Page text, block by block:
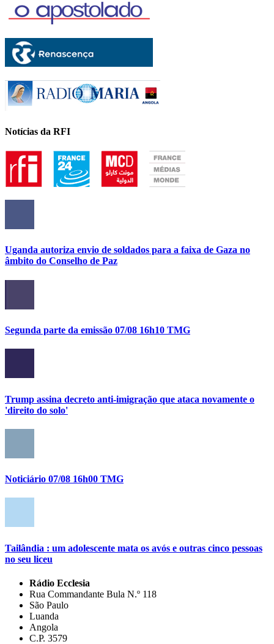
Notícias da RFI
Uganda autoriza envio de soldados para a faixa de Gaza no
âmbito do Conselho de Paz
Segunda parte da emissão 07/08 16h10 TMG
Trump assina decreto anti-imigração que ataca novamente o
'direito do solo'
Noticiário 07/08 16h00 TMG
Tailândia : um adolescente mata os avós e outras cinco pessoas
no seu liceu
Rádio Ecclesia
Rua Commandante Bula N.º 118
São Paulo
Luanda
Angola
C.P. 3579